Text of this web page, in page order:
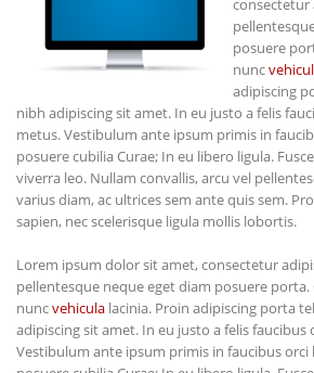
consectetur
posuere
nunc
adipiscing
nibh adipiscing sit amet. In eu justo a felis
metus. Vestibulum ante ipsum primis in
posuere cubilia Curae; In eu libero ligula.
viverra leo. Nullam convallis, arcu vel
varius diam, ac ultrices sem ante quis sem.
sapien, nec scelerisque ligula mollis lobortis.
Lorem ipsum dolor sit amet, consectetur
pellentesque neque eget diam posuere
nuncvehicula lacinia. Proin adipiscing porta
adipiscing sit amet. In eu justo a felis faucibus
Vestibulum ante ipsum primis in faucibus orci